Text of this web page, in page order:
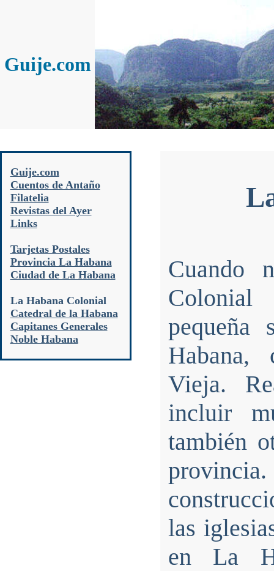
Guije.com
Guije.com
Cuentos de Antaño
Filatelia
Revistas del Ayer
Links
Tarjetas Postales
Provincia La Habana
Ciudad de La Habana
La Habana Colonial
Catedral de la Habana
Capitanes Generales
Noble Habana
Cuando
Colonial
Habana,
Vieja.
incluir
también
las
en La